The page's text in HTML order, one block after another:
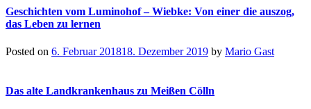
Geschichten vom Luminohof – Wiebke: Von einer die auszog,
das Leben zu lernen
Posted on 6. Februar 201818. Dezember 2019 by Mario Gast
Das alte Landkrankenhaus zu Meißen Cölln